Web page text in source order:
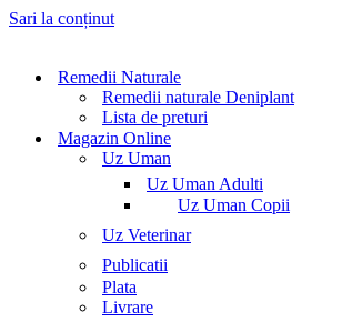
Sari la conținut
Remedii Naturale
Remedii naturale Deniplant
Lista de preturi
Magazin Online
Uz Uman
Uz Uman Adulti
Uz Uman Copii
Uz Veterinar
Publicatii
Plata
Livrare